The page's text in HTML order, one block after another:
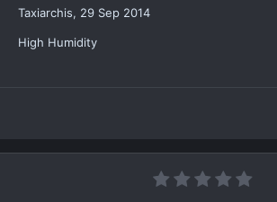
Taxiarchis, 29 Sep 2014
High Humidity